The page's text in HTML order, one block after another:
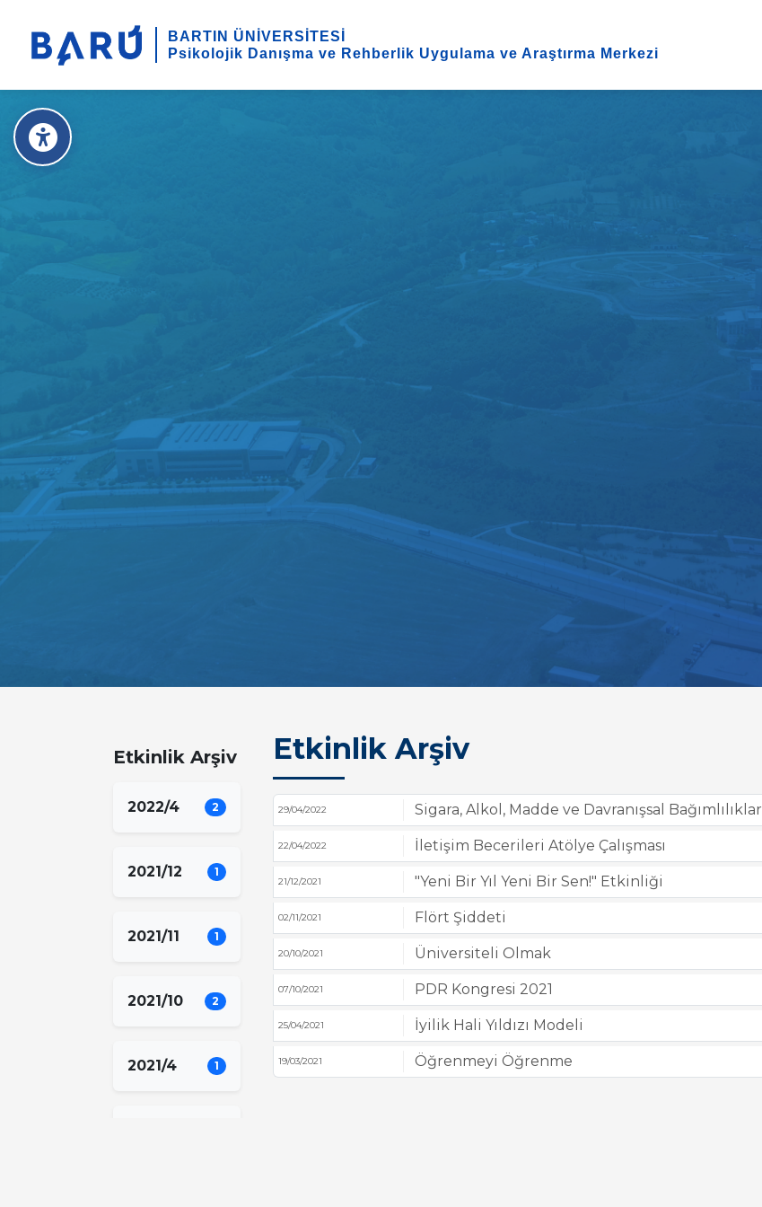
BARTIN ÜNİVERSİTESİ
Psikolojik Danışma ve Rehberlik Uygulama ve Araştırma Merkezi
Etkinlik Arşiv
2022/4 2
2021/12 1
2021/11 1
2021/10 2
2021/4 1
Etkinlik Arşiv
29/04/2022 Sigara, Alkol, Madde ve Davranışsal Bağımlılıklar
22/04/2022 İletişim Becerileri Atölye Çalışması
21/12/2021 "Yeni Bir Yıl Yeni Bir Sen!" Etkinliği
02/11/2021 Flört Şiddeti
20/10/2021 Üniversiteli Olmak
07/10/2021 PDR Kongresi 2021
25/04/2021 İyilik Hali Yıldızı Modeli
19/03/2021 Öğrenmeyi Öğrenme